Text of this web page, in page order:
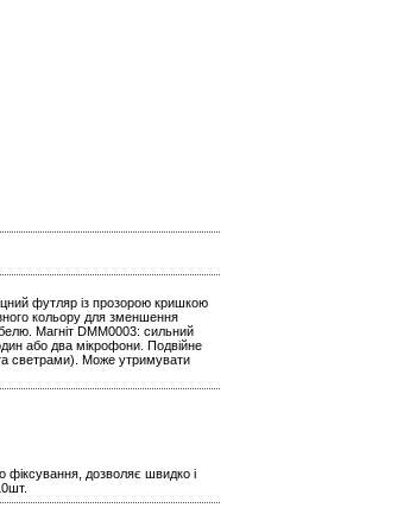
футляр із прозорою кришкою
кольору для зменшення
Магніт DMM0003: сильний
або два мікрофони. Подвійне
светрами). Може утримувати
фіксування, дозволяє швидко і